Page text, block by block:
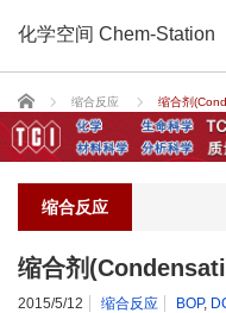
化学空间 Chem-Station
Home 缩合反应 缩合剂
缩合反应
缩合剂
2015/5/12 缩合反应 BOP,